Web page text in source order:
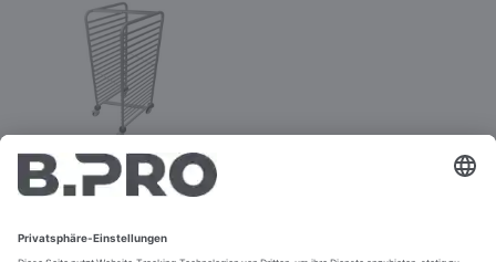
Best.-Nr. 367607